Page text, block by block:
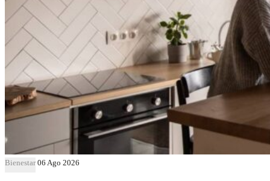
Bienestar 06 Ago 2026